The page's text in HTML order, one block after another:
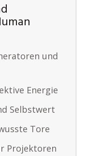
und
Energie
Selbstwert
Tore
Projektoren